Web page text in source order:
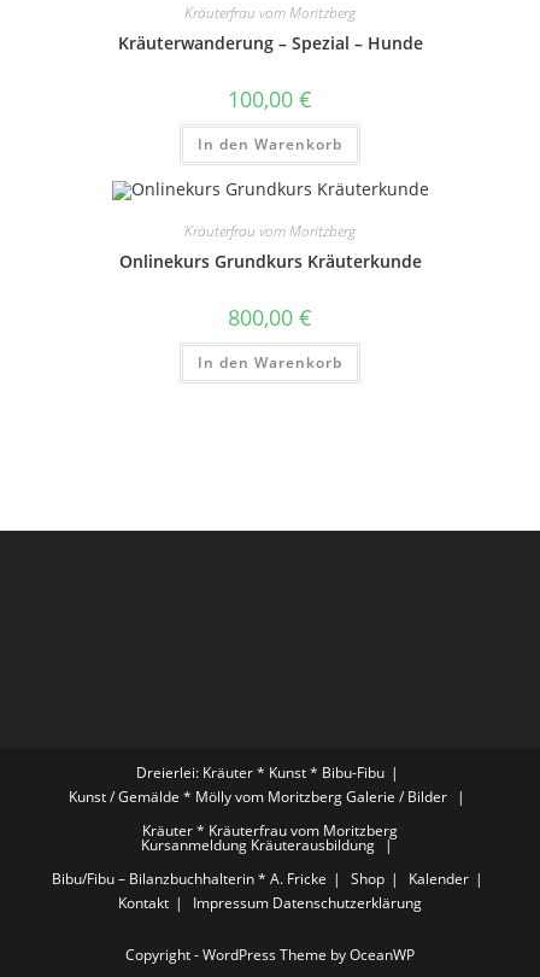
Kräuterfrau vom Moritzberg
Kräuterwanderung – Spezial – Hunde
100,00 €
In den Warenkorb
Kräuterfrau vom Moritzberg
Onlinekurs Grundkurs Kräuterkunde
800,00 €
In den Warenkorb
Dreierlei: Kräuter * Kunst * Bibu-Fibu
Kunst / Gemälde * Mölly vom MoritzbergGalerie / Bilder
Kräuter * Kräuterfrau vom Moritzberg
Kursanmeldung Kräuterausbildung
Bibu/Fibu – Bilanzbuchhalterin * A. Fricke
Shop
Kalender
Kontakt
Impressum Datenschutzerklärung
Copyright - WordPress Theme by OceanWP